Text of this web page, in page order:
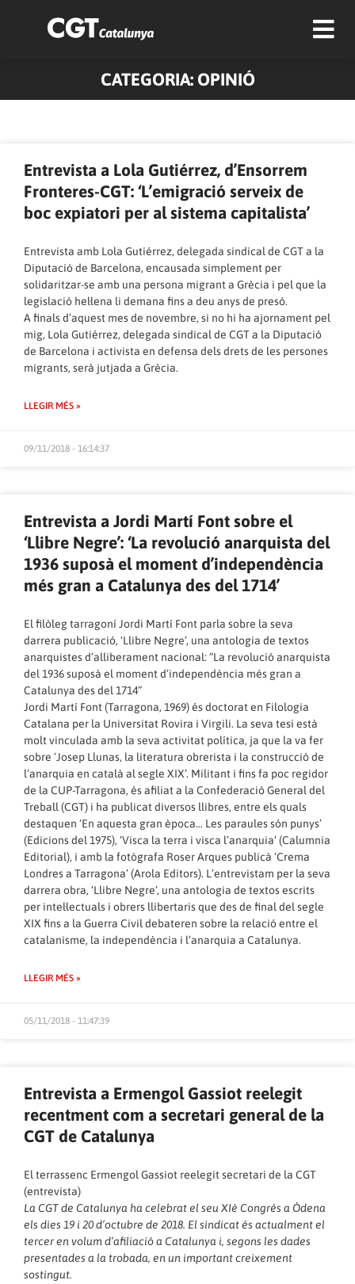
CATEGORIA: OPINIÓ
Entrevista a Lola Gutiérrez, d’Ensorrem
Fronteres-CGT: ‘L’emigració serveix de
boc expiatori per al sistema capitalista’
Entrevista amb Lola Gutiérrez, delegada sindical de CGT a la
Diputació de Barcelona, encausada simplement per
solidaritzar-se amb una persona migrant a Grècia i pel que la
legislació hel·lena li demana fins a deu anys de presó.
A finals d’aquest mes de novembre, si no hi ha ajornament pel
mig, Lola Gutiérrez, delegada sindical de CGT a la Diputació
de Barcelona i activista en defensa dels drets de les persones
migrants, serà jutjada a Grècia.
LLEGIR MÉS »
09/11/2018 - 16:14:37
Entrevista a Jordi Martí Font sobre el
‘Llibre Negre’: ‘La revolució anarquista del
1936 suposà el moment d’independència
més gran a Catalunya des del 1714’
El filòleg tarragoní Jordi Martí Font parla sobre la seva
darrera publicació, ‘Llibre Negre’, una antologia de textos
anarquistes d’alliberament nacional: “La revolució anarquista
del 1936 suposà el moment d’independència més gran a
Catalunya des del 1714”
Jordi Martí Font (Tarragona, 1969) és doctorat en Filologia
Catalana per la Universitat Rovira i Virgili. La seva tesi està
molt vinculada amb la seva activitat política, ja que la va fer
sobre ‘Josep Llunas, la literatura obrerista i la construcció de
l’anarquia en català al segle XIX’. Militant i fins fa poc regidor
de la CUP-Tarragona, és afiliat a la Confederació General del
Treball (CGT) i ha publicat diversos llibres, entre els quals
destaquen ‘En aquesta gran època… Les paraules són punys’
(Edicions del 1975), ‘Visca la terra i visca l’anarquia’ (Calumnia
Editorial), i amb la fotògrafa Roser Arques publicà ‘Crema
Londres a Tarragona’ (Arola Editors). L’entrevistam per la seva
darrera obra, ‘Llibre Negre’, una antologia de textos escrits
per intel·lectuals i obrers llibertaris que des de final del segle
XIX fins a la Guerra Civil debateren sobre la relació entre el
catalanisme, la independència i l’anarquia a Catalunya.
LLEGIR MÉS »
05/11/2018 - 11:47:39
Entrevista a Ermengol Gassiot reelegit
recentment com a secretari general de la
CGT de Catalunya
El terrassenc Ermengol Gassiot reelegit secretari de la CGT
(entrevista)
La CGT de Catalunya ha celebrat el seu XIè Congrés a Òdena
els dies 19 i 20 d’octubre de 2018. El sindicat és actualment el
tercer en volum d’afiliació a Catalunya i, segons les dades
presentades a la trobada, en un important creixement
sostingut.